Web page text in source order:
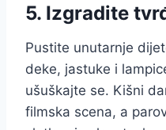
5. Izgradite
Pustite unutarnje
deke, jastuke i
ušuškajte se. Kišni
filmska scena, a